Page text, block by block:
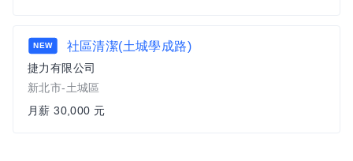
NEW 社區清潔(土城學成路)
捷力有限公司
新北市-土城區
月薪 30,000 元